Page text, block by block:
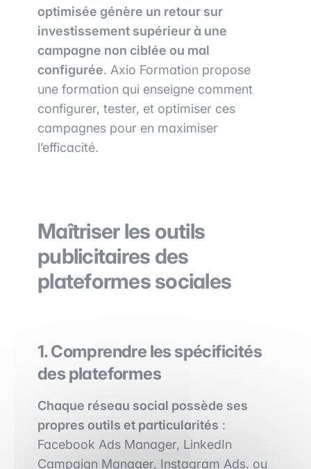
optimisée génère un retour sur
investissement supérieur à une
campagne non ciblée ou mal
configurée. Axio Formation propose
une formation qui enseigne comment
configurer, tester, et optimiser ces
campagnes pour en maximiser
l’efficacité.
Maîtriser les outils
publicitaires des
plateformes sociales
1. Comprendre les spécificités
des plateformes
Chaque réseau social possède ses
propres outils et particularités :
Facebook Ads Manager, LinkedIn
Campaign Manager, Instagram Ads, ou